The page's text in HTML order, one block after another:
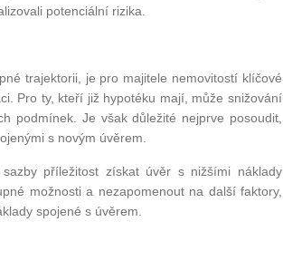
potenciální rizika.
trajektorii, je pro majitele nemovitostí klíčové
Pro ty, kteří již hypotéku mají, může snižování
podmínek. Je však důležité nejprve posoudit,
s novým úvěrem.
příležitost získat úvěr s nižšími náklady
možnosti a nezapomenout na další faktory,
spojené s úvěrem.